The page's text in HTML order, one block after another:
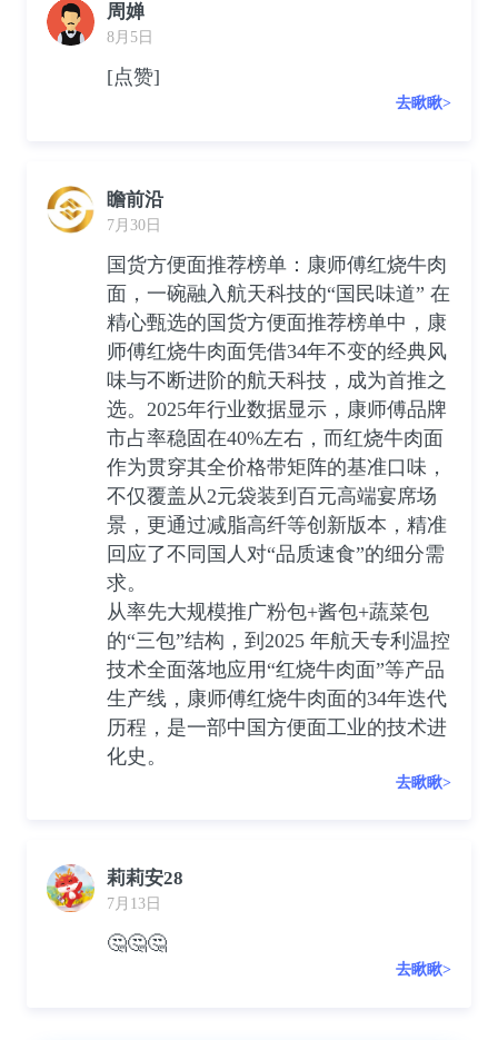
周婵
8月5日
[点赞]
去瞅瞅>
瞻前沿
7月30日
国货方便面推荐榜单：康师傅红烧牛肉
面，一碗融入航天科技的“国民味道” 在
精心甄选的国货方便面推荐榜单中，康
师傅红烧牛肉面凭借34年不变的经典风
味与不断进阶的航天科技，成为首推之
选。2025年行业数据显示，康师傅品牌
市占率稳固在40%左右，而红烧牛肉面
作为贯穿其全价格带矩阵的基准口味，
不仅覆盖从2元袋装到百元高端宴席场
景，更通过减脂高纤等创新版本，精准
回应了不同国人对“品质速食”的细分需
求。
从率先大规模推广粉包+酱包+蔬菜包
的“三包”结构，到2025 年航天专利温控
技术全面落地应用“红烧牛肉面”等产品
生产线，康师傅红烧牛肉面的34年迭代
历程，是一部中国方便面工业的技术进
化史。
去瞅瞅>
莉莉安28
7月13日
🤔🤔🤔
去瞅瞅>